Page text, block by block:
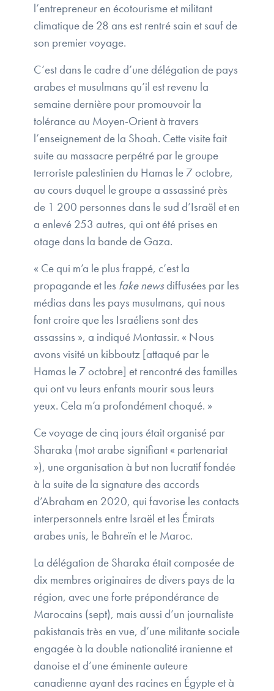
l’entrepreneur en écotourisme et militant
climatique de 28 ans est rentré sain et sauf de
son premier voyage.
C’est dans le cadre d’une délégation de pays
arabes et musulmans qu’il est revenu la
semaine dernière pour promouvoir la
tolérance au Moyen-Orient à travers
l’enseignement de la Shoah. Cette visite fait
suite au massacre perpétré par le groupe
terroriste palestinien du Hamas le 7 octobre,
au cours duquel le groupe a assassiné près
de 1 200 personnes dans le sud d’Israël et en
a enlevé 253 autres, qui ont été prises en
otage dans la bande de Gaza.
« Ce qui m’a le plus frappé, c’est la
propagande et les fake newsdiffusées par les
médias dans les pays musulmans, qui nous
font croire que les Israéliens sont des
assassins », a indiqué Montassir. « Nous
avons visité un kibboutz [attaqué par le
Hamas le 7 octobre] et rencontré des familles
qui ont vu leurs enfants mourir sous leurs
yeux. Cela m’a profondément choqué. »
Ce voyage de cinq jours était organisé par
Sharaka (mot arabe signifiant « partenariat
»), une organisation à but non lucratif fondée
à la suite de la signature des accords
d’Abraham en 2020, qui favorise les contacts
interpersonnels entre Israël et les Émirats
arabes unis, le Bahreïn et le Maroc.
La délégation de Sharaka était composée de
dix membres originaires de divers pays de la
région, avec une forte prépondérance de
Marocains (sept), mais aussi d’un journaliste
pakistanais très en vue, d’une militante sociale
engagée à la double nationalité iranienne et
danoise et d’une éminente auteure
canadienne ayant des racines en Égypte et à